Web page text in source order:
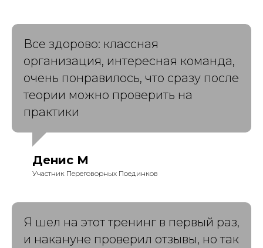
Все здорово: классная
организация, интересная команда,
очень понравилось, что сразу после
теории можно проверить на
практики
Денис М
Участник Переговорных Поединков
Я шел на этот тренинг в первый раз,
и накануне проверил отзывы, но так